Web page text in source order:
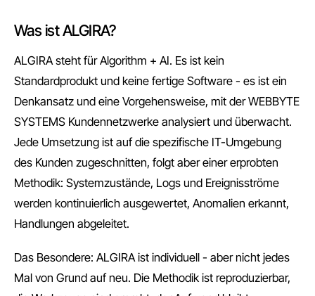
Was ist ALGIRA?
ALGIRA steht für Algorithm + AI. Es ist kein
Standardprodukt und keine fertige Software - es ist ein
Denkansatz und eine Vorgehensweise, mit der WEBBYTE
SYSTEMS Kundennetzwerke analysiert und überwacht.
Jede Umsetzung ist auf die spezifische IT-Umgebung
des Kunden zugeschnitten, folgt aber einer erprobten
Methodik: Systemzustände, Logs und Ereignisströme
werden kontinuierlich ausgewertet, Anomalien erkannt,
Handlungen abgeleitet.
Das Besondere: ALGIRA ist individuell - aber nicht jedes
Mal von Grund auf neu. Die Methodik ist reproduzierbar,